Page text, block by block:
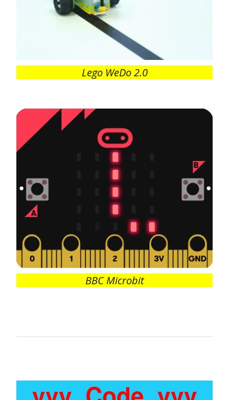
Lego WeDo 2.0
BBC Microbit